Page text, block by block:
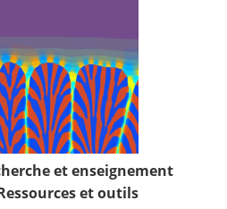
et enseignement
et outils